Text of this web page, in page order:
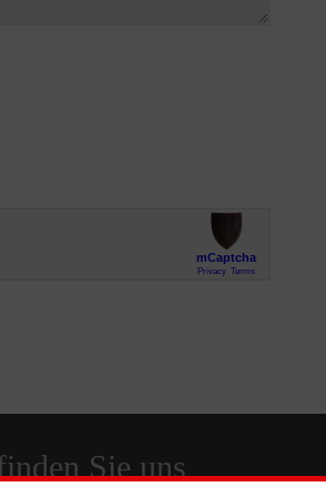
Sie uns